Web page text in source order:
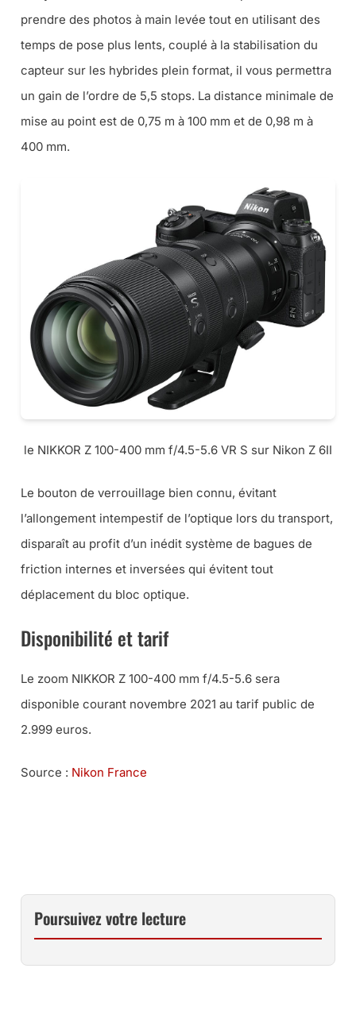
prendre des photos à main levée tout en utilisant des
temps de pose plus lents, couplé à la stabilisation du
capteur sur les hybrides plein format, il vous permettra
un gain de l’ordre de 5,5 stops. La distance minimale de
mise au point est de 0,75 m à 100 mm et de 0,98 m à
400 mm.
le NIKKOR Z 100-400 mm f/4.5-5.6 VR S sur Nikon Z 6II
Le bouton de verrouillage bien connu, évitant
l’allongement intempestif de l’optique lors du transport,
disparaît au profit d’un inédit système de bagues de
friction internes et inversées qui évitent tout
déplacement du bloc optique.
Disponibilité et tarif
Le zoom NIKKOR Z 100-400 mm f/4.5-5.6 sera
disponible courant novembre 2021 au tarif public de
2.999 euros.
Source : Nikon France
Poursuivez votre lecture